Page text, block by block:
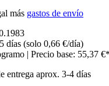
más gastos de envío
días (solo 0,66 €/día)
| Precio base: 55,37
entrega aprox. 3-4 días